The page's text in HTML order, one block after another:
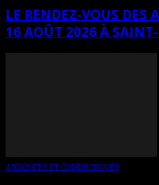
LE RENDEZ-VOUS DES
16 AOÛT 2026 À
ANNONCES ET COMMUNIQUÉS